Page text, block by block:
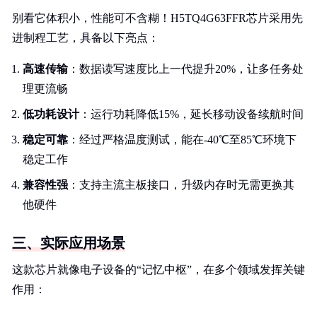
别看它体积小，性能可不含糊！H5TQ4G63FFR芯片采用先
进制程工艺，具备以下亮点：
高速传输：数据读写速度比上一代提升20%，让多任务处
理更流畅
低功耗设计：运行功耗降低15%，延长移动设备续航时间
稳定可靠 ：经过严格温度测试，能在-40℃至85℃环境下
稳定工作
兼容性强 ：支持主流主板接口，升级内存时无需更换其
他硬件
三、实际应用场景
这款芯片就像电子设备的“记忆中枢”，在多个领域发挥关键
作用：